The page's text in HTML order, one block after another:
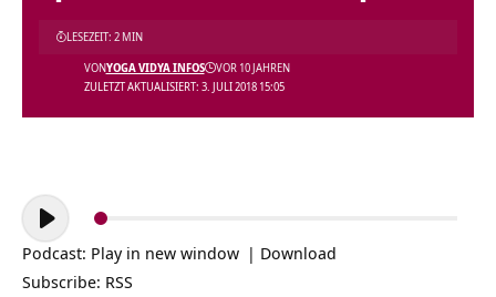
ZULETZT AKTUALISIERT: 3. JULI 2018 15:05
VONYOGA VIDYA INFOS VOR 10 JAHREN
LESEZEIT: 2 MIN
Audio-
Player
Podcast: Play in new window | Download
Subscribe: RSS